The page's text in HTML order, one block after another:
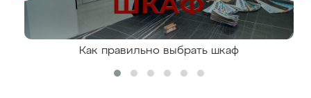
Как правильно выбрать шкаф